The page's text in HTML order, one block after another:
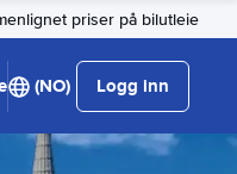
priser på bilutleie
(NO) Logg inn